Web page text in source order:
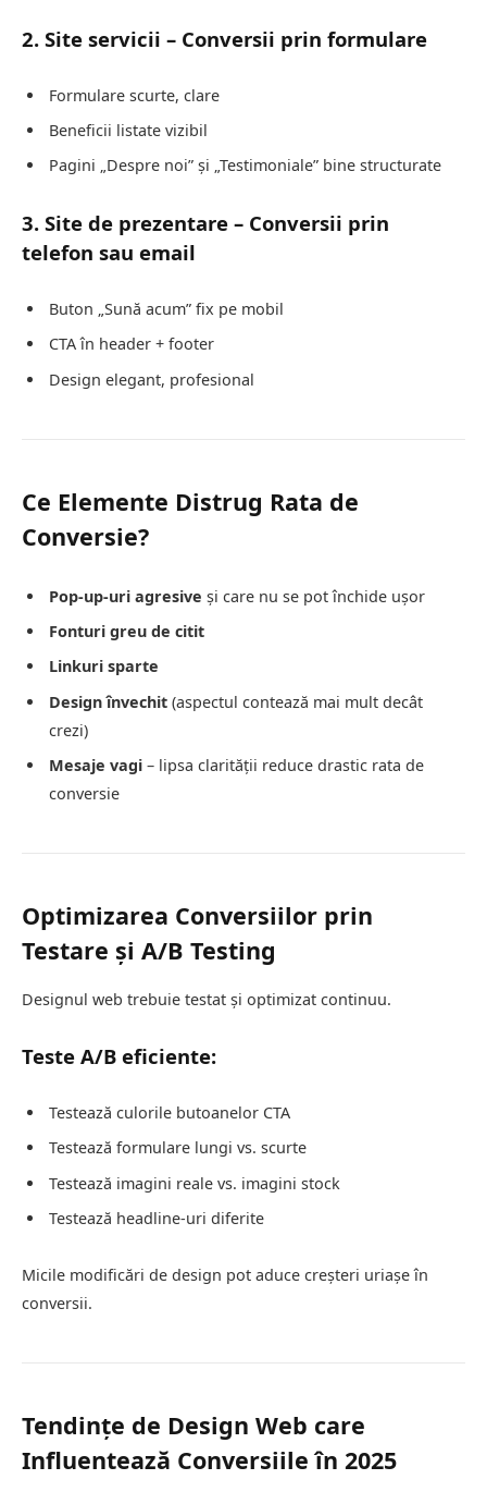
2. Site servicii – Conversii prin formulare
Formulare scurte, clare
Beneficii listate vizibil
Pagini „Despre noi” și „Testimoniale” bine structurate
3. Site de prezentare – Conversii prin
telefon sau email
Buton „Sună acum” fix pe mobil
CTA în header + footer
Design elegant, profesional
Ce Elemente Distrug Rata de
Conversie?
Pop-up-uri agresive și care nu se pot închide ușor
Fonturi greu de citit
Linkuri sparte
Design învechit (aspectul contează mai mult decât
crezi)
Mesaje vagi – lipsa clarității reduce drastic rata de
conversie
Optimizarea Conversiilor prin
Testare și A/B Testing
Designul web trebuie testat și optimizat continuu.
Teste A/B eficiente:
Testează culorile butoanelor CTA
Testează formulare lungi vs. scurte
Testează imagini reale vs. imagini stock
Testează headline-uri diferite
Micile modificări de design pot aduce creșteri uriașe în
conversii.
Tendințe de Design Web care
Influentează Conversiile în 2025